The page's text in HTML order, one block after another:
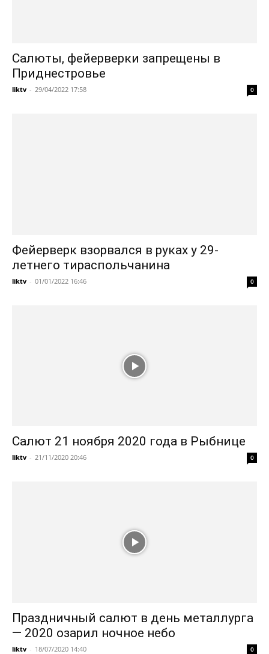
Салюты, фейерверки запрещены в
Приднестровье
liktv - 29/04/2022 17:58 0
Фейерверк взорвался в руках у 29-
летнего тираспольчанина
liktv - 01/01/2022 16:46 0
Салют 21 ноября 2020 года в Рыбнице
liktv - 21/11/2020 20:46 0
Праздничный салют в день металлурга
— 2020 озарил ночное небо
liktv - 18/07/2020 14:40 0